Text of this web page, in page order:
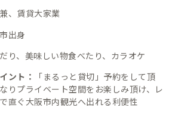
、賃貸大家業
出身
り、美味しい物食べたり、カラオケ
ント：
「まるっと貸切」予約をして頂
りプライベート空間をお楽しみ頂け、レ
直ぐ大阪市内観光へ出れる利便性